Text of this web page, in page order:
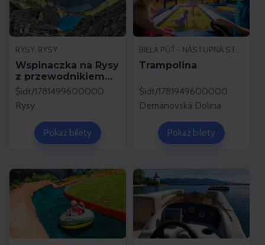
RYSY, RYSY
Wspinaczka na Rysy
z przewodnikiem
górskim
$idt/1781499600000
Rysy
Pokaż bilety
Trampolina
$idt/1781949600000
Demänovská Dolina
Pokaż bilety